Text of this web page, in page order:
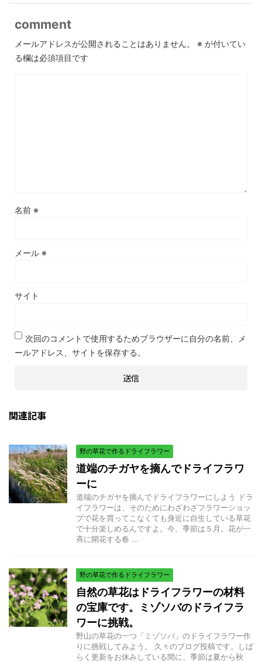
comment
メールアドレスが公開されることはありません。 ※ が付いてい
る欄は必須項目です
名前 ※
メール ※
サイト
次回のコメントで使用するためブラウザーに自分の名前、メ
ールアドレス、サイトを保存する。
関連記事
野の草花で作るドライフラワー
道端のチガヤを摘んでドライフラワ
ーに
道端のチガヤを摘んでドライフラワーにしよう ドラ
イフラワーは、そのためにわざわざフラワーショッ
プで花を買ってこなくても身近に自生している草花
で十分楽しめるんですよ。今、季節は５月。花が一
斉に開花する春 ...
野の草花で作るドライフラワー
自然の草花はドライフラワーの材料
の宝庫です。ミゾソバのドライフラ
ワーに挑戦。
野山の草花の一つ「ミゾソバ」のドライフラワー作
りに挑戦してみよう。 久々のブログ投稿です。しば
らく更新をお休みしている間に、季節は夏から秋